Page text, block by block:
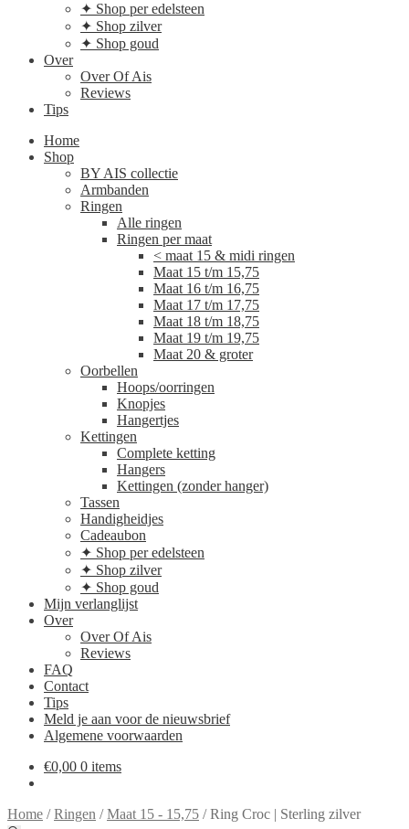
✦ Shop per edelsteen
✦ Shop zilver
✦ Shop goud
Over
Over Of Ais
Reviews
Tips
Home
Shop
BY AIS collectie
Armbanden
Ringen
Alle ringen
Ringen per maat
< maat 15 & midi ringen
Maat 15 t/m 15,75
Maat 16 t/m 16,75
Maat 17 t/m 17,75
Maat 18 t/m 18,75
Maat 19 t/m 19,75
Maat 20 & groter
Oorbellen
Hoops/oorringen
Knopjes
Hangertjes
Kettingen
Complete ketting
Hangers
Kettingen (zonder hanger)
Tassen
Handigheidjes
Cadeaubon
✦ Shop per edelsteen
✦ Shop zilver
✦ Shop goud
Mijn verlanglijst
Over
Over Of Ais
Reviews
FAQ
Contact
Tips
Meld je aan voor de nieuwsbrief
Algemene voorwaarden
€0,00 0 items
Home /Ringen /Maat 15 - 15,75 /Ring Croc | Sterling zilver